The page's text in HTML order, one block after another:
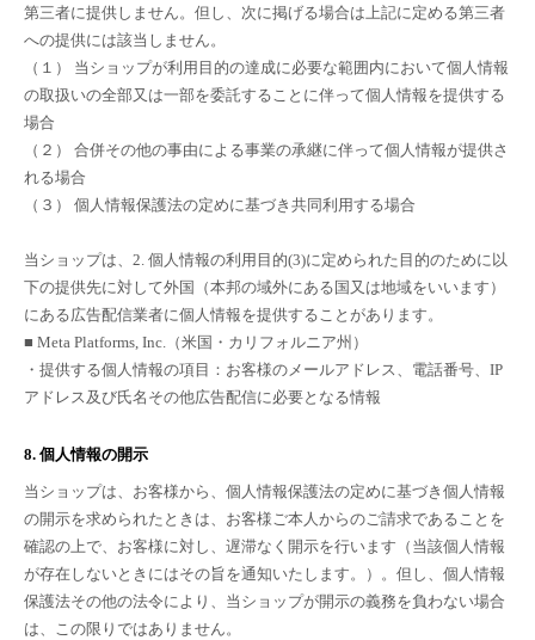
第三者に提供しません。但し、次に掲げる場合は上記に定める第三者
への提供には該当しません。
（１） 当ショップが利用目的の達成に必要な範囲内において個人情報
の取扱いの全部又は一部を委託することに伴って個人情報を提供する
場合
（２） 合併その他の事由による事業の承継に伴って個人情報が提供さ
れる場合
（３） 個人情報保護法の定めに基づき共同利用する場合
当ショップは、2. 個人情報の利用目的(3)に定められた目的のために以
下の提供先に対して外国（本邦の域外にある国又は地域をいいます）
にある広告配信業者に個人情報を提供することがあります。
■ Meta Platforms, Inc.（米国・カリフォルニア州）
・提供する個人情報の項目：お客様のメールアドレス、電話番号、IP
アドレス及び氏名その他広告配信に必要となる情報
8. 個人情報の開示
当ショップは、お客様から、個人情報保護法の定めに基づき個人情報
の開示を求められたときは、お客様ご本人からのご請求であることを
確認の上で、お客様に対し、遅滞なく開示を行います（当該個人情報
が存在しないときにはその旨を通知いたします。）。但し、個人情報
保護法その他の法令により、当ショップが開示の義務を負わない場合
は、この限りではありません。